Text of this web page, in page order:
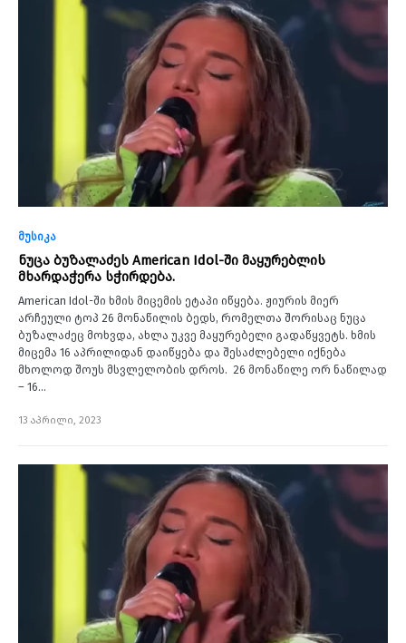
მუსიკა
ნუცა ბუზალაძეს American Idol-ში მაყურებლის
მხარდაჭერა სჭირდება.
American Idol-ში ხმის მიცემის ეტაპი იწყება. ჟიურის მიერ
არჩეული ტოპ 26 მონაწილის ბედს, რომელთა შორისაც ნუცა
ბუზალაძეც მოხვდა, ახლა უკვე მაყურებელი გადაწყვეტს. ხმის
მიცემა 16 აპრილიდან დაიწყება და შესაძლებელი იქნება
მხოლოდ შოუს მსვლელობის დროს. 26 მონაწილე ორ ნაწილად
– 16…
13 აპრილი, 2023